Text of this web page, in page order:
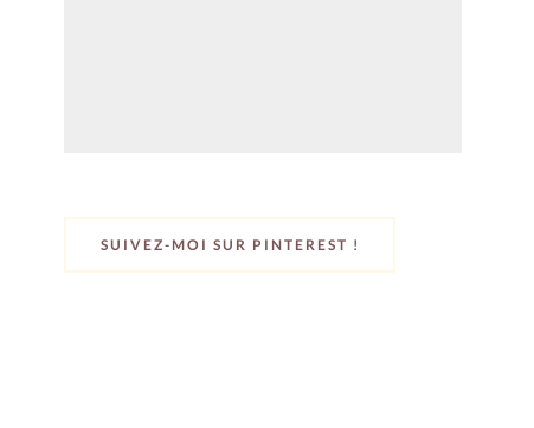
SUIVEZ-MOI SUR PINTEREST !